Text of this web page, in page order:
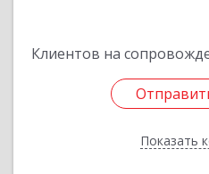
Клиентов на
Показать